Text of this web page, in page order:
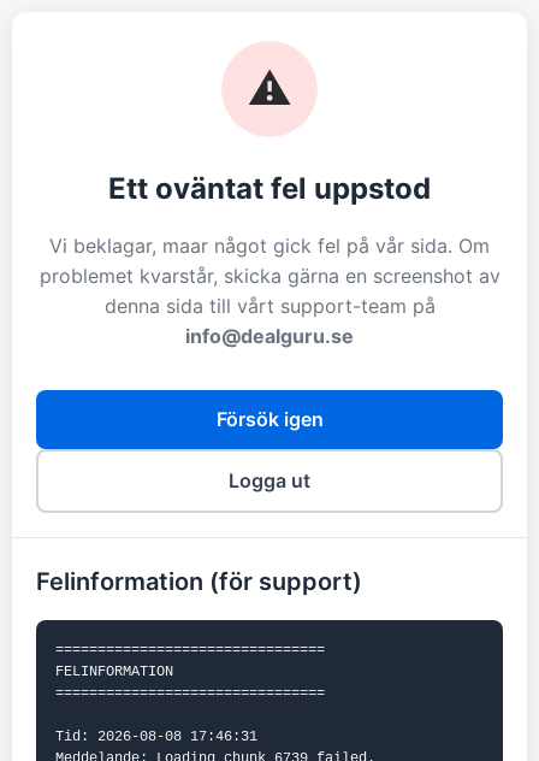
⚠️
Ett oväntat fel uppstod
Vi beklagar, maar något gick fel på vår sida. Om
problemet kvarstår, skicka gärna en screenshot av
denna sida till vårt support-team på
info@dealguru.se
Försök igen
Logga ut
Felinformation (för support)
================================
FELINFORMATION
================================
Tid: 2026-08-08 17:46:31